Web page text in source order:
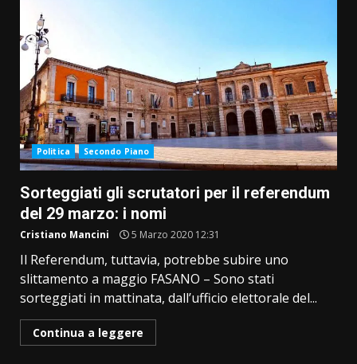
Politica Secondo Piano
Sorteggiati gli scrutatori per il referendum
del 29 marzo: i nomi
Cristiano Mancini 5 Marzo 2020 12:31
Il Referendum, tuttavia, potrebbe subire uno
slittamento a maggio FASANO – Sono stati
sorteggiati in mattinata, dall’ufficio elettorale del...
Continua a leggere